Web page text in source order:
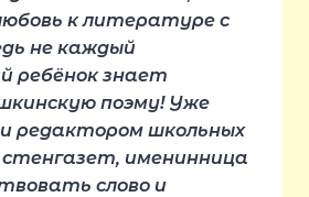
к литературе с
не каждый
ребёнок знает
поэму! Уже
редактором школьных
стенгазет, именинница
слово и